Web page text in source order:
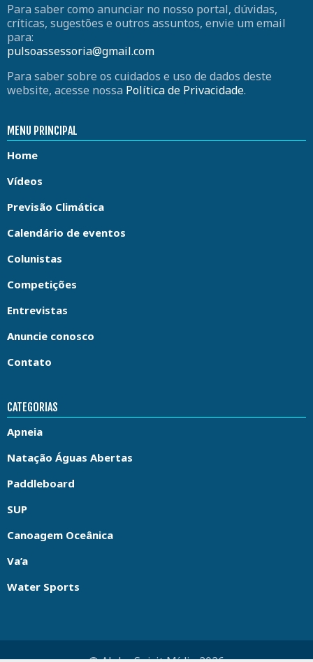
Para saber como anunciar no nosso portal, dúvidas,
críticas, sugestões e outros assuntos, envie um email
para:
pulsoassessoria@gmail.com
Para saber sobre os cuidados e uso de dados deste
website, acesse nossa Política de Privacidade.
MENU PRINCIPAL
Home
Vídeos
Previsão Climática
Calendário de eventos
Colunistas
Competições
Entrevistas
Anuncie conosco
Contato
CATEGORIAS
Apneia
Natação Águas Abertas
Paddleboard
SUP
Canoagem Oceânica
Va’a
Water Sports